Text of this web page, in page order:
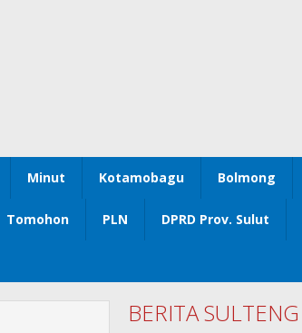
Minut Kotamobagu Bolmong
Tomohon PLN DPRD Prov. Sulut
BERITA SULTENG